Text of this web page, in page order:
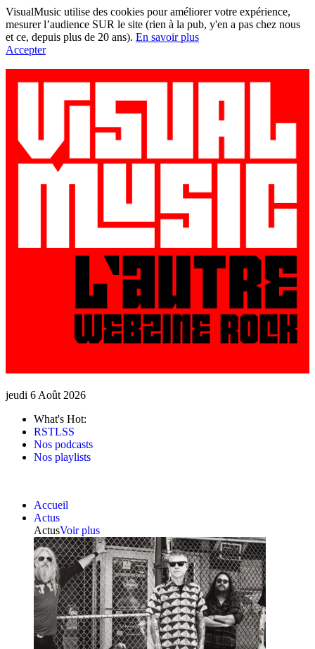
VisualMusic utilise des cookies pour améliorer votre expérience,
mesurer l’audience SUR le site (rien à la pub, y'en a pas chez nous
et ce, depuis plus de 20 ans). En savoir plus
Accepter
jeudi 6 Août 2026
What's Hot:
RSTLSS
Nos podcasts
Nos playlists
Accueil
Actus
ActusVoir plus